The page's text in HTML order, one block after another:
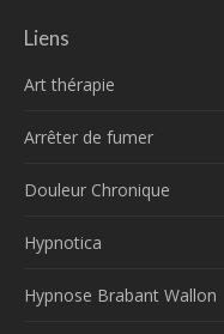
Liens
Art thérapie
Arrêter de fumer
Douleur Chronique
Hypnotica
Hypnose Brabant Wallon